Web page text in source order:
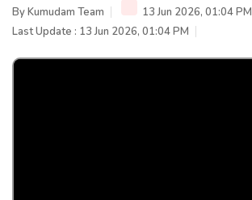
ByKumudam Team
13 Jun 2026, 01:04 PM
Last Update : 13 Jun 2026, 01:04 PM